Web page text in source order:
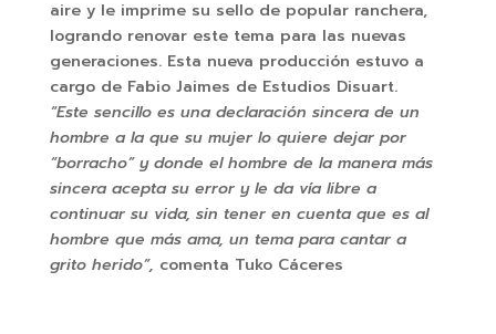
aire y le imprime su sello de popular ranchera,
logrando renovar este tema para las nuevas
generaciones. Esta nueva producción estuvo a
cargo de Fabio Jaimes de Estudios Disuart.
“Este sencillo es una declaración sincera de un
hombre a la que su mujer lo quiere dejar por
“borracho” y donde el hombre de la manera más
sincera acepta su error y le da vía libre a
continuar su vida, sin tener en cuenta que es al
hombre que más ama, un tema para cantar a
grito herido”, comenta Tuko Cáceres